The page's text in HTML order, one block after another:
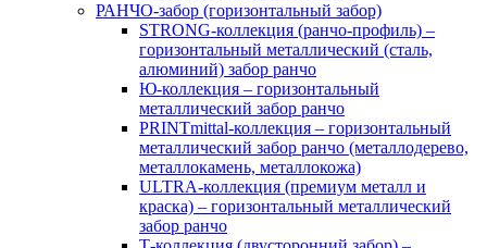
РАНЧО-забор (горизонтальный забор)
STRONG-коллекция (ранчо-профиль) –
горизонтальный металлический (сталь,
алюминий) забор ранчо
Ю-коллекция – горизонтальный
металлический забор ранчо
PRINTmittal-коллекция – горизонтальный
металлический забор ранчо (металлодерево,
металлокамень, металлокожа)
ULTRA-коллекция (премиум металл и
краска) – горизонтальный металлический
забор ранчо